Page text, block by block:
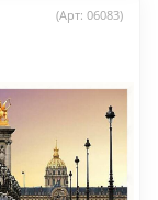
(Арт: 06083)